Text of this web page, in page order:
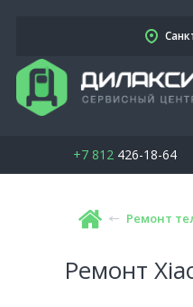
+7 812426-18-64
Ремонт
Ремонт